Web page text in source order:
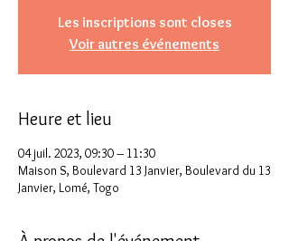
Les inscriptions sont closes
Voir autres événements
Heure et lieu
04 juil. 2023, 09:30 – 11:30
Maison S, Boulevard 13 Janvier, Boulevard du 13
Janvier, Lomé, Togo